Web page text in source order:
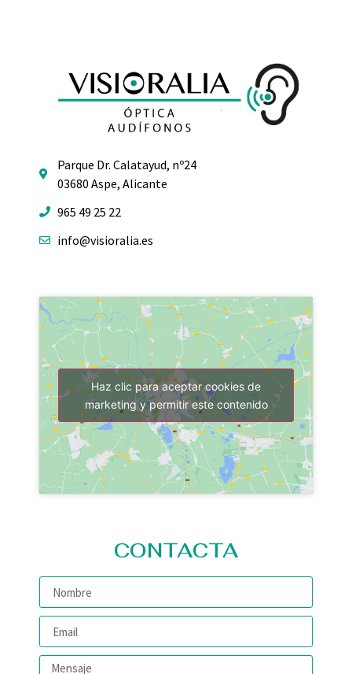
Parque Dr. Calatayud, nº24
03680 Aspe, Alicante
965 49 25 22
info@visioralia.es
Haz clic para aceptar cookies de
marketing y permitir este contenido
CONTACTA